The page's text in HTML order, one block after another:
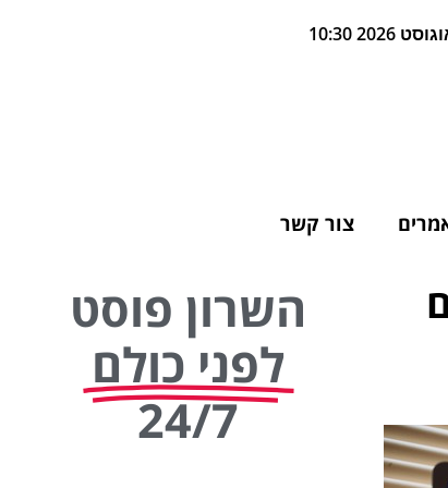
צור קשר
השרון פוסט
לפני כולם
24/7